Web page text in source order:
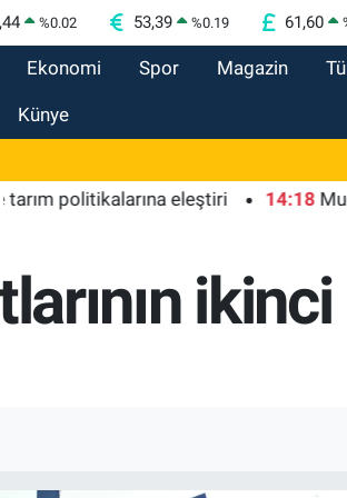
%0.02 53,39 %0.19 61,60
Ekonomi Spor Magazin
Künye
politikalarına eleştiri 14:18 Muğla